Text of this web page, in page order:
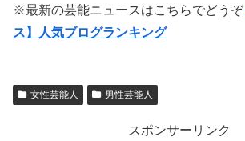
※最新の芸能ニュースはこちらでどうぞ
ス】人気ブログランキング
女性芸能人 男性芸能人
スポンサーリンク